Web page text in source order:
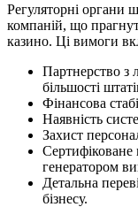
Регуляторні органи
компаній, що
казино. Ці вимоги
Партнерство з
більшості
Фінансова
Наявність
Захист
Сертифіковане
генератором
Детальна
бізнесу.